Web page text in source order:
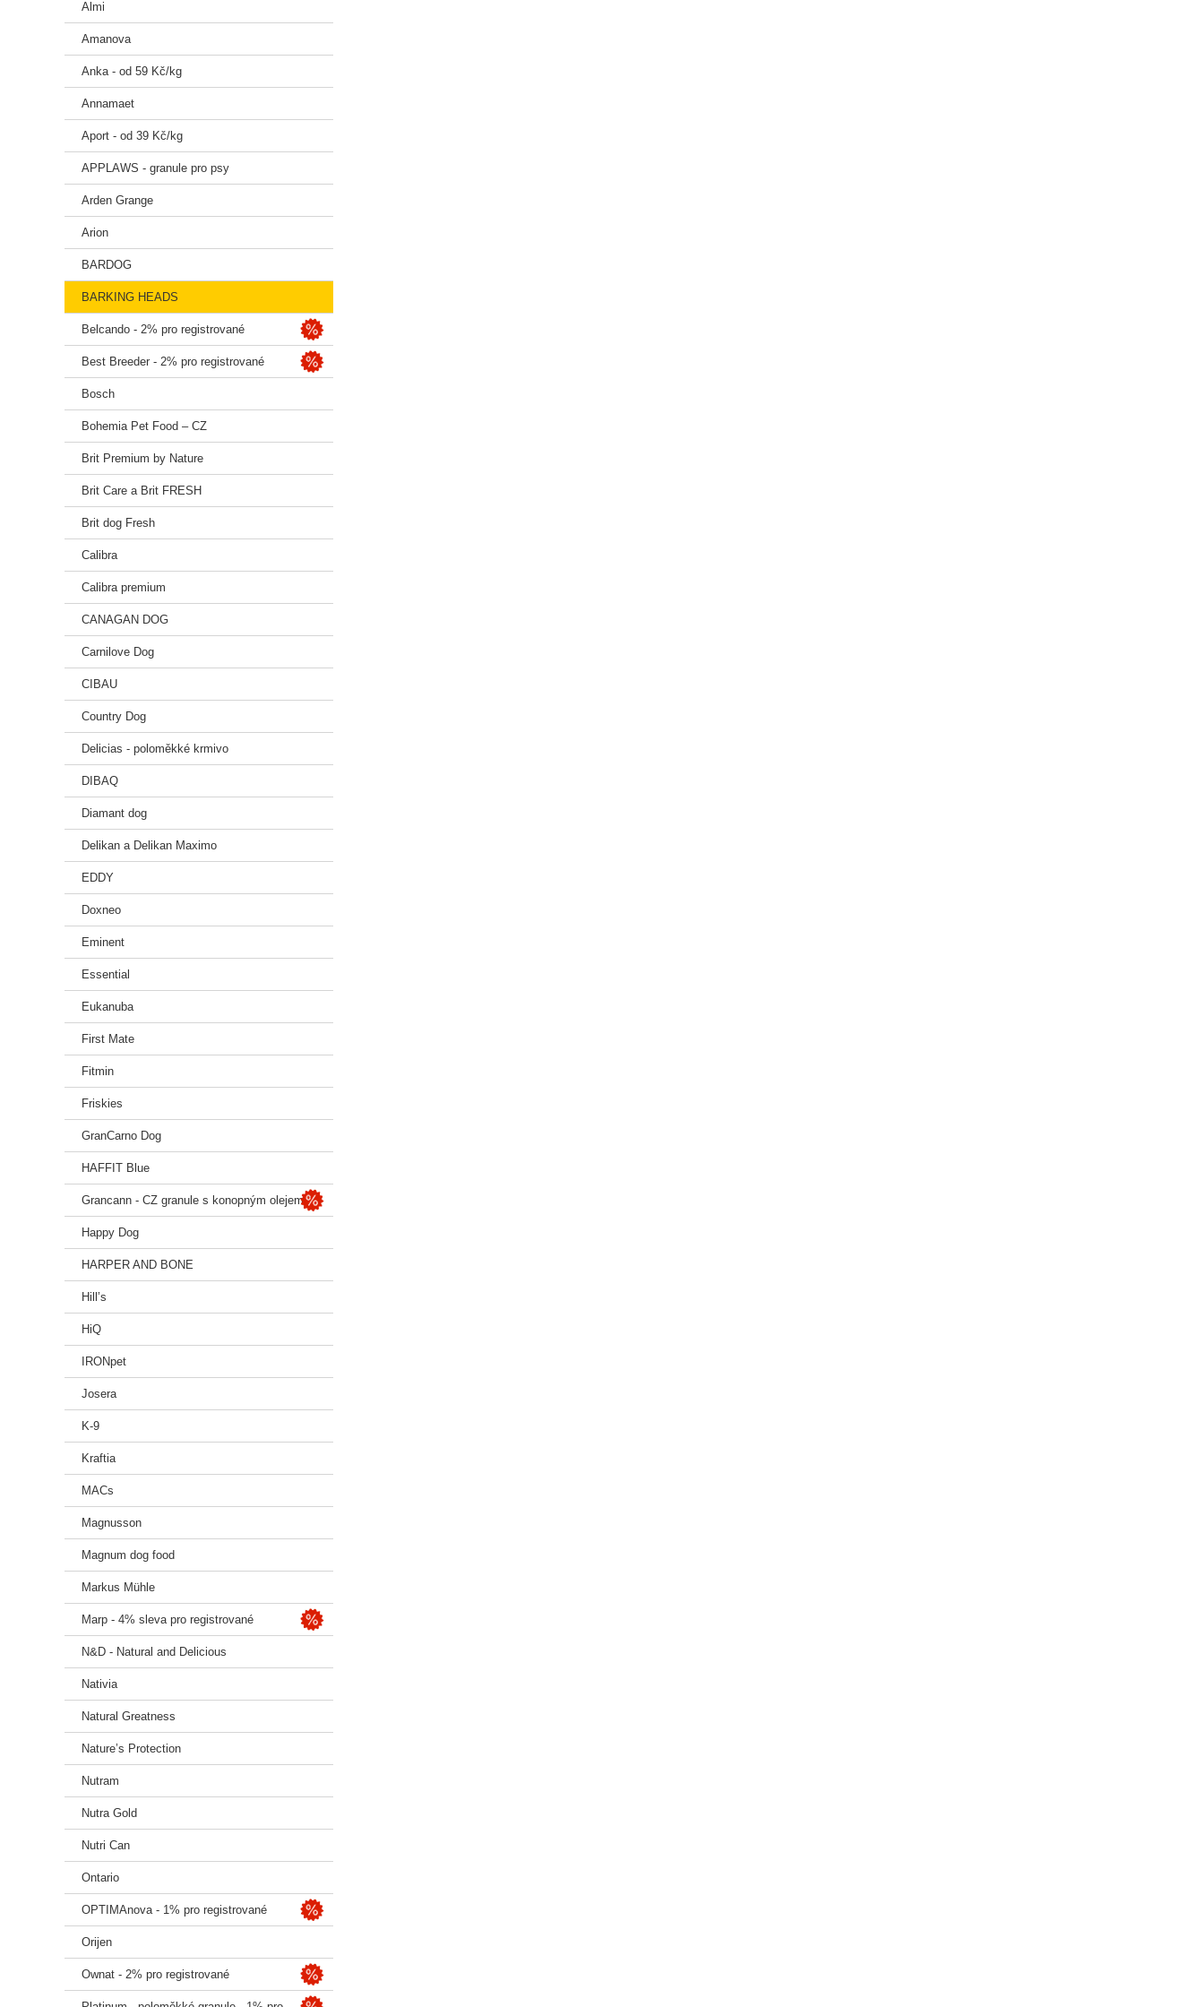
Almi
Amanova
Anka - od 59 Kč/kg
Annamaet
Aport - od 39 Kč/kg
APPLAWS - granule pro psy
Arden Grange
Arion
BARDOG
BARKING HEADS
Belcando - 2% pro registrované
Best Breeder - 2% pro registrované
Bosch
Bohemia Pet Food – CZ
Brit Premium by Nature
Brit Care a Brit FRESH
Brit dog Fresh
Calibra
Calibra premium
CANAGAN DOG
Carnilove Dog
CIBAU
Country Dog
Delicias - poloměkké krmivo
DIBAQ
Diamant dog
Delikan a Delikan Maximo
EDDY
Doxneo
Eminent
Essential
Eukanuba
First Mate
Fitmin
Friskies
GranCarno Dog
HAFFIT Blue
Grancann - CZ granule s konopným olejem
Happy Dog
HARPER AND BONE
Hill’s
HiQ
IRONpet
Josera
K-9
Kraftia
MACs
Magnusson
Magnum dog food
Markus Mühle
Marp - 4% sleva pro registrované
N&D - Natural and Delicious
Nativia
Natural Greatness
Nature’s Protection
Nutram
Nutra Gold
Nutri Can
Ontario
OPTIMAnova - 1% pro registrované
Orijen
Ownat - 2% pro registrované